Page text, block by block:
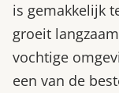
is gemakkelijk
groeit
vochtige
een van de